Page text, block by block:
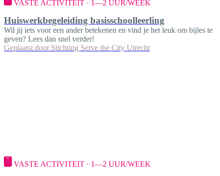
VASTE ACTIVITEIT · 1—2 UUR/WEEK
Huiswerkbegeleiding basisschoolleerling
Wil jij iets voor een ander betekenen en vind je het leuk om bijles te
geven? Lees dan snel verder!
Geplaatst door Stichting Serve the City Utrecht
VASTE ACTIVITEIT · 1—2 UUR/WEEK